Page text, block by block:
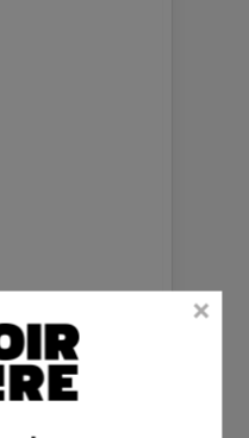
ciné